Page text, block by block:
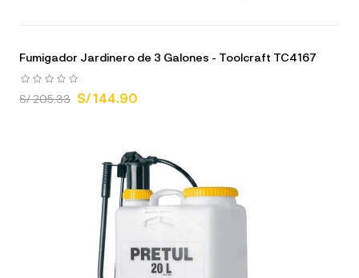
Fumigador Jardinero de 3 Galones - Toolcraft TC4167
S/ 205.33 S/ 144.90